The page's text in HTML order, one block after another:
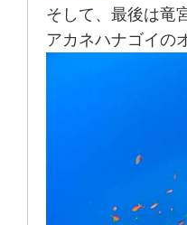
そして、最後は竜
アカネハナゴイの